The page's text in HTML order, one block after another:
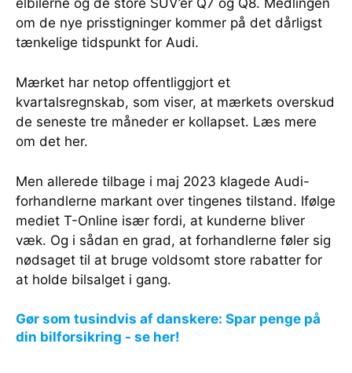
om de nye prisstigninger kommer på det dårligst
tænkelige tidspunkt for Audi.
Mærket har netop offentliggjort et
kvartalsregnskab, som viser, at mærkets overskud
de seneste tre måneder er kollapset. Læs mere
om det her.
Men allerede tilbage i maj 2023 klagede Audi-
forhandlerne markant over tingenes tilstand. Ifølge
mediet T-Online især fordi, at kunderne bliver
væk. Og i sådan en grad, at forhandlerne føler sig
nødsaget til at bruge voldsomt store rabatter for
at holde bilsalget i gang.
Gør som tusindvis af danskere: Spar penge på
din bilforsikring - se her!